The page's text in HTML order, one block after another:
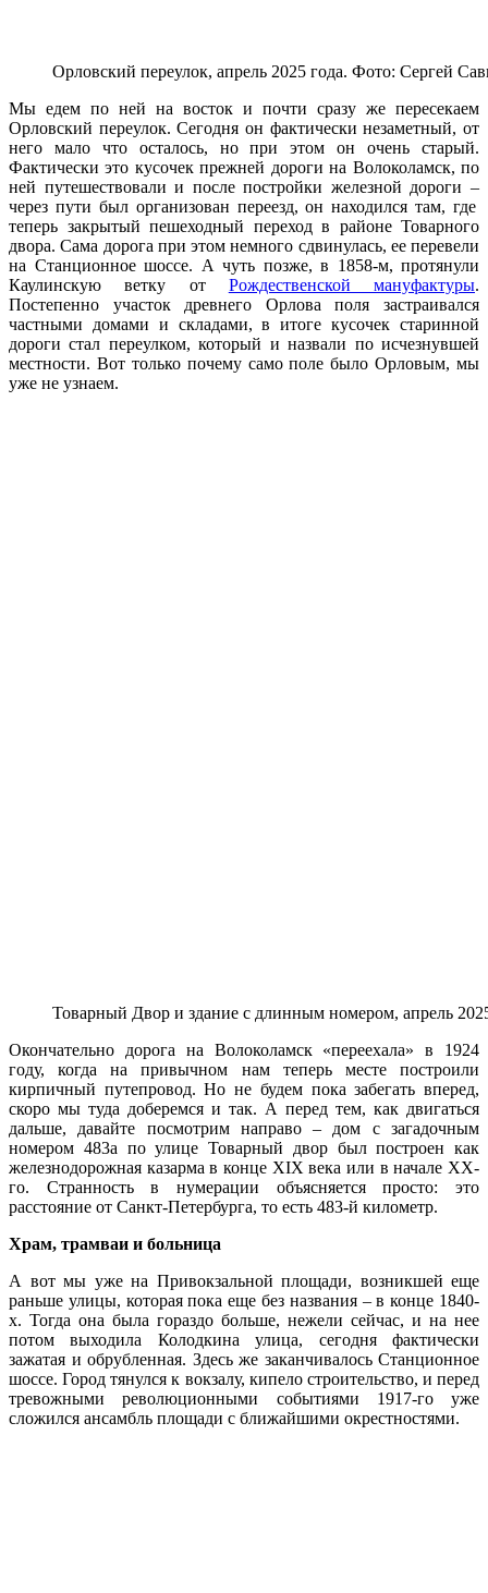
Орловский переулок, апрель 2025 года. Фото: Сергей
Мы едем по ней на восток и почти сразу же пересекаем
Орловский переулок. Сегодня он фактически незаметный, от
него мало что осталось, но при этом он очень старый.
Фактически это кусочек прежней дороги на Волоколамск, по
ней путешествовалии после постройки железной дороги–
через пути был организован переезд, он находился там, где
теперь закрытый пешеходный переход в районе Товарного
двора. Сама дорога при этом немного сдвинулась, ее перевели
на Станционное шоссе. А чуть позже, в 1858-м, протянули
Каулинскую ветку от Рождественской мануфактуры.
Постепенно участок древнего Орлова поля застраивался
частными домами и складами, в итоге кусочек старинной
дороги стал переулком, который и назвали по исчезнувшей
местности. Вот только почему само поле было Орловым, мы
уже не узнаем.
Товарный Двор и здание с длинным номером, апрель
Окончательно дорога на Волоколамск «переехала» в 1924
году, когда на привычном нам теперь месте построили
кирпичный путепровод. Но не будем пока забегать вперед,
скоро мы туда доберемся и так. А перед тем, как двигаться
дальше, давайте посмотрим направо– дом с загадочным
номером 483а по улице Товарный двор был построен как
железнодорожная казарма в конце XIXвека или в начале XX-
го. Странность в нумерации объясняется просто: это
расстояние от Санкт-Петербурга, то есть 483-й километр.
Храм, трамваи и больница
А вот мы уже на Привокзальной площади, возникшей еще
раньше улицы, которая пока еще без названия –в конце 1840-
х. Тогда она была гораздо больше, нежели сейчас, и на нее
потом выходила Колодкина улица, сегодня фактически
зажатая и обрубленная. Здесь же заканчивалось Станционное
шоссе. Город тянулся к вокзалу, кипело строительство, и перед
тревожными революционными событиями 1917-го уже
сложился ансамбль площади с ближайшими окрестностями.